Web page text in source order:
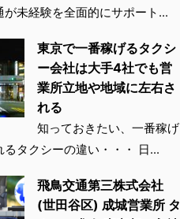
が未経験を全面的にサポート...
東京で一番稼げるタクシ
ー会社は大手4社でも営
業所立地や地域に左右さ
れる
知っておきたい、一番稼げ
るタクシーの違い・・・ 日...
飛鳥交通第三株式会社
(世田谷区) 成城営業所 タ